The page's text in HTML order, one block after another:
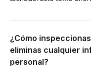
¿Cómo
eliminas cualquier
personal?